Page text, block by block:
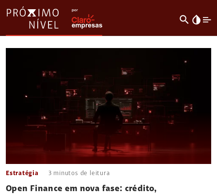
search invert_colors
Estratégia 3 minutos de leitura
Open Finance em nova fase: crédito,